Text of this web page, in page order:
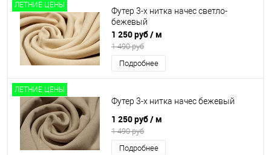
ЛЕТНИЕ ЦЕНЫ
Футер 3-х нитка начес светло-
бежевый
1 250 руб/ м
1 490 руб
Подробнее
ЛЕТНИЕ ЦЕНЫ
Футер 3-х нитка начес бежевый
1 250 руб/ м
1 490 руб
Подробнее